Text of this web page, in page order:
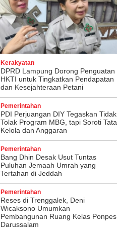
Kerakyatan
DPRD Lampung Dorong Penguatan
HKTI untuk Tingkatkan Pendapatan
dan Kesejahteraan Petani
Pemerintahan
PDI Perjuangan DIY Tegaskan Tidak
Tolak Program MBG, tapi Soroti Tata
Kelola dan Anggaran
Pemerintahan
Bang Dhin Desak Usut Tuntas
Puluhan Jemaah Umrah yang
Tertahan di Jeddah
Pemerintahan
​Reses di Trenggalek, Deni
Wicaksono Umumkan
Pembangunan Ruang Kelas Ponpes
Darussalam